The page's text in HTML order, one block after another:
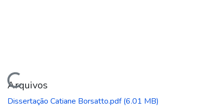
Arquivos
Dissertação Catiane Borsatto.pdf(6.01 MB)